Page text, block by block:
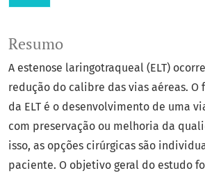
Resumo
A estenose laringotraqueal (ELT)
redução do calibre das vias aéreas.
da ELT é o desenvolvimento de uma
com preservação ou melhoria da
isso, as opções cirúrgicas são
paciente. O objetivo geral do estudo